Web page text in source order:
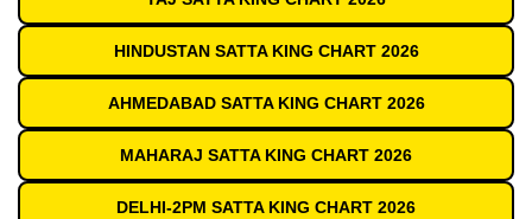
HINDUSTAN SATTA KING CHART 2026
AHMEDABAD SATTA KING CHART 2026
MAHARAJ SATTA KING CHART 2026
DELHI-2PM SATTA KING CHART 2026